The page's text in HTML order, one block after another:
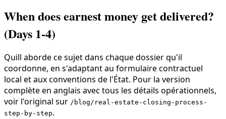
When does earnest money get delivered?
(Days 1-4)
Quill aborde ce sujet dans chaque dossier qu'il
coordonne, en s'adaptant au formulaire contractuel
local et aux conventions de l'État. Pour la version
complète en anglais avec tous les détails opérationnels,
voir l'original sur /blog/real-estate-closing-process-
step-by-step.